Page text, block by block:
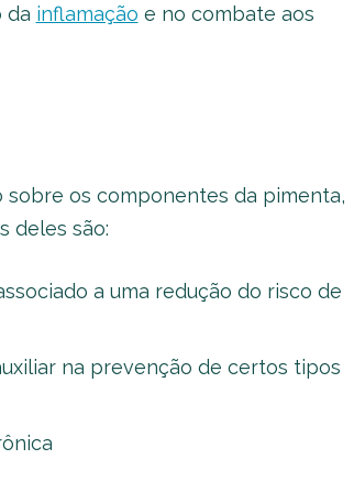
da inflamação e no combate aos
sobre os componentes da pimenta,
deles são:
a uma redução do risco de
na prevenção de certos tipos